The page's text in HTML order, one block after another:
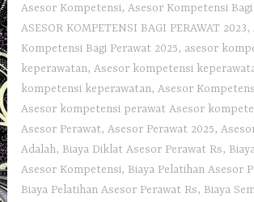
Asesor Kompetensi,Asesor Kompetensi
ASESOR KOMPETENSI BAGI PERAWAT 2023,
Kompetensi Bagi Perawat 2025, asesor
keperawatan,Asesor kompetensi
kompetensi keperawatan,Asesor
Asesor kompetensi perawat Asesor
Asesor Perawat,Asesor Perawat 2025,
Adalah, Biaya Diklat Asesor Perawat Rs,
Asesor Kompetensi, Biaya Pelatihan Asesor
Biaya Pelatihan Asesor Perawat Rs, Biaya